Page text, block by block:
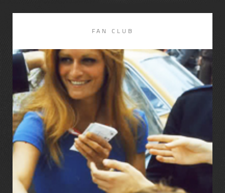
DISCOGRAPHIE
LIRE LA SUITE